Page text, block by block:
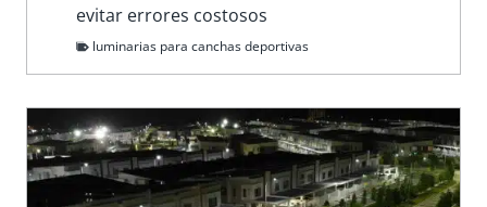
evitar errores costosos
luminarias para canchas deportivas